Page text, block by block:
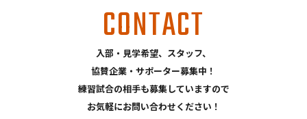
CONTACT
入部・見学希望、スタッフ、
協賛企業・サポーター募集中！
練習試合の相手も募集していますので
お気軽にお問い合わせください！